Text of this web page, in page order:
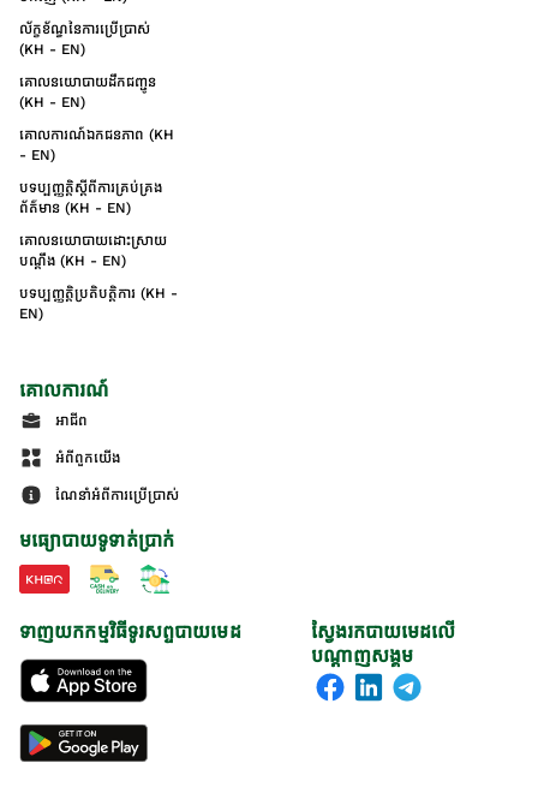
ល័ក្ខខ័ណ្ឌនៃការប្រើប្រាស់
(KH - EN)
គោលនយោបាយដឹកជញ្ជូន
(KH - EN)
គោលការណ៍ឯកជនភាព (KH
- EN)
បទប្បញ្ញត្តិស្តីពីការគ្រប់គ្រង
ព័ត៌មាន (KH - EN)
គោលនយោបាយដោះស្រាយ
បណ្ដឹង (KH - EN)
បទប្បញ្ញត្តិប្រតិបត្តិការ (KH -
EN)
គោលការណ៍
អាជីព
អំពីពួកយើង
ណែនាំអំពីការប្រើប្រាស់
មធ្យោបាយទូទាត់ប្រាក់
ស្វែងរកបាយមេដលើ
បណ្តាញសង្គម
ទាញយកកម្មវិធីទូរសព្ទបាយមេដ